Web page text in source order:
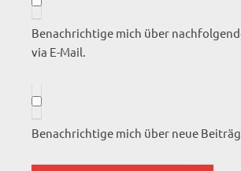
Benachrichtige mich über
via E-Mail.
Benachrichtige mich über neue